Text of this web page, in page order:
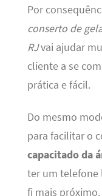
Por
conserto de
RJvai ajudar
cliente a se
prática e fácil.
Do mesmo
para facilitar o
capacitado da
ter um telefone
fi mais